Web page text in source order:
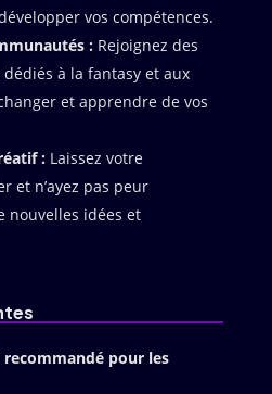
vos compétences.
:Rejoignez des
à la fantasy et aux
et apprendre de vos
:Laissez votre
et n’ayez pas peur
nouvelles idées et
recommandé pour les